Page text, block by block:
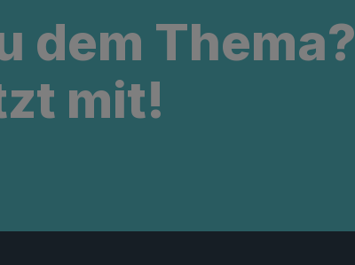
dem Thema?
mit!